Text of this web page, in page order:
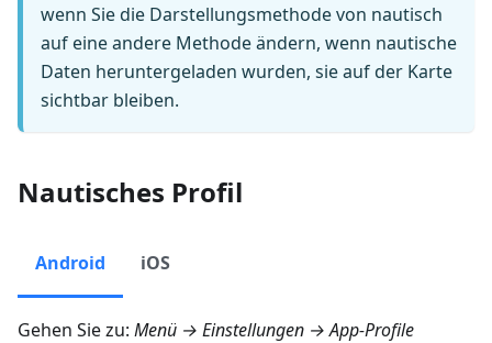
wenn Sie die Darstellungsmethode von nautisch
auf eine andere Methode ändern, wenn nautische
Daten heruntergeladen wurden, sie auf der Karte
sichtbar bleiben.
Nautisches Profil
Android iOS
Gehen Sie zu: Menü → Einstellungen → App-Profile